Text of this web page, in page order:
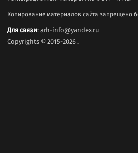
Копирование материалов сайта запрещено
Для связи: arh-info@yandex.ru
Copyrights © 2015-2026.